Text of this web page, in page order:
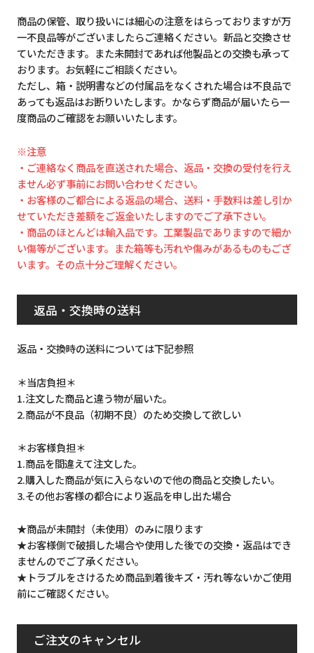
商品の保管、取り扱いには細心の注意をはらっておりますが万
一不良品等がございましたらご連絡ください。新品と交換させ
ていただきます。また未開封であれば他製品との交換も承って
おります。お気軽にご相談ください。
ただし、箱・説明書などの付属品をなくされた場合は不良品で
あっても返品はお断りいたします。かならず商品が届いたら一
度商品のご確認をお願いいたします。
※注意
・ご連絡なく商品を直送された場合、返品・交換の受付を行え
ません必ず事前にお問い合わせください。
・お客様のご都合による返品の場合、送料・手数料は差し引か
せていただき差額をご返金いたしますのでご了承下さい。
・商品のほとんどは輸入品です。工業製品でありますので細か
い傷等がございます。また箱等も汚れや傷みがあるものもござ
います。その点十分ご理解ください。
返品・交換時の送料
返品・交換時の送料については下記参照
＊当店負担＊
1.注文した商品と違う物が届いた。
2.商品が不良品（初期不良）のため交換して欲しい
＊お客様負担＊
1.商品を間違えて注文した。
2.購入した商品が気に入らないので他の商品と交換したい。
3.その他お客様の都合により返品を申し出た場合
★商品が未開封（未使用）のみに限ります
★お客様側で破損した場合や使用した後での交換・返品はでき
ませんのでご了承ください。
★トラブルをさけるため商品到着後キズ・汚れ等ないかご使用
前にご確認ください。
ご注文のキャンセル